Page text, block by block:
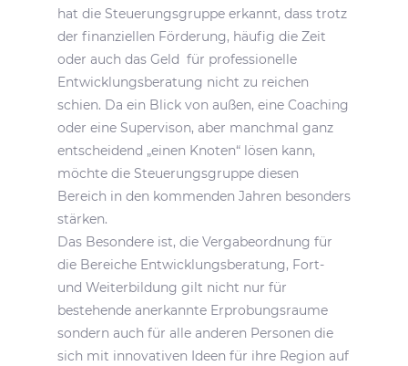
hat die Steue­rungs­gruppe erkannt, dass trotz
der finan­zi­ellen Förde­rung, häufig die Zeit
oder auch das Geld für profes­sio­nelle
Entwick­lungs­be­ra­tung nicht zu reichen
schien. Da ein Blick von außen, eine Coaching
oder eine Super­vison, aber manchmal ganz
entschei­dend „einen Knoten“ lösen kann,
möchte die Steue­rungs­gruppe diesen
Bereich in den kommenden Jahren beson­ders
stärken.
Das Beson­dere ist, die Verga­be­ord­nung für
die Bereiche Entwick­lungs­be­ra­tung, Fort-
und Weiter­bil­dung gilt nicht nur für
bestehende aner­kannte Erpro­bungs­raume
sondern auch für alle anderen Personen die
sich mit inno­va­tiven Ideen für ihre Region auf